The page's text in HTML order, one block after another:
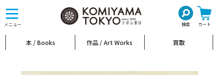
メニュー 検索 カート
toggle
navigation
本 / Books 作品 / Art Works 買取